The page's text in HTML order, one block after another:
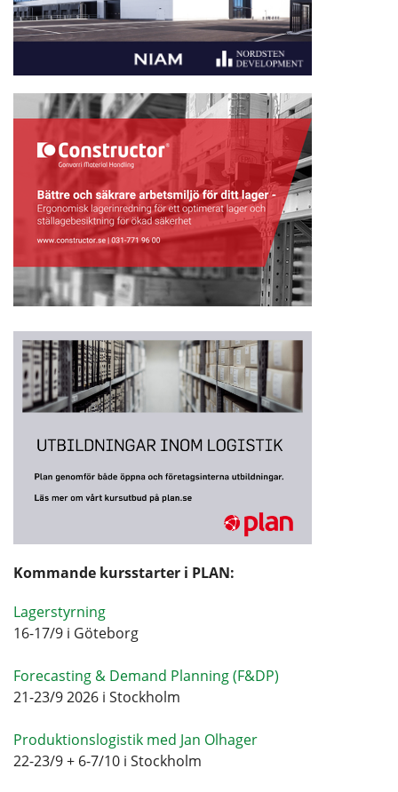
Kommande kursstarter i PLAN:
Lagerstyrning
16-17/9 i Göteborg
Forecasting & Demand Planning (F&DP)
21-23/9 2026 i Stockholm
Produktionslogistik med Jan Olhager
22-23/9 + 6-7/10 i Stockholm